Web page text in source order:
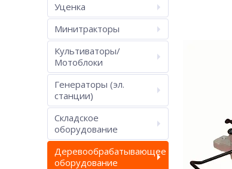
Уценка
Минитракторы
Культиваторы/
Мотоблоки
Генераторы (эл.
станции)
Складское
оборудование
Деревообрабатывающее
оборудование